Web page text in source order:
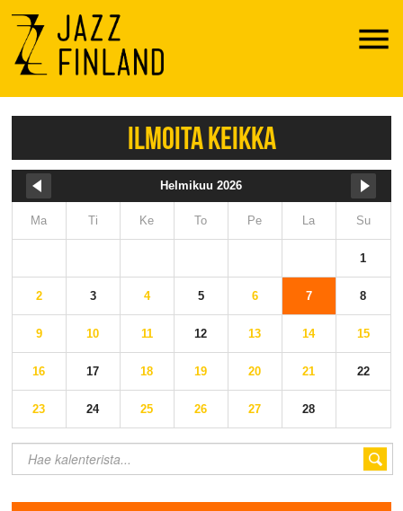
Menu
ILMOITA KEIKKA
Helmikuu 2026
Ma Ti Ke To Pe La Su
1
2 3 4 5 6 7 8
9 10 11 12 13 14 15
16 17 18 19 20 21 22
23 24 25 26 27 28